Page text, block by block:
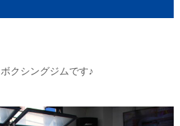
クシングジムです♪